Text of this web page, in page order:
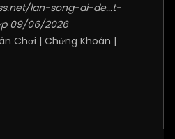
lan-song-ai-de...t-
09/06/2026
Chơi | Chứng Khoán |